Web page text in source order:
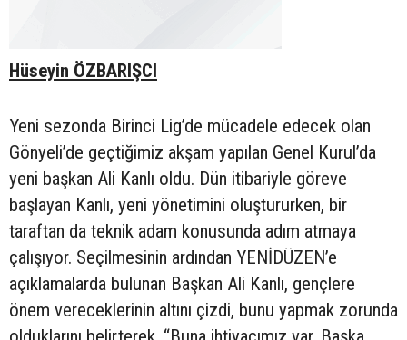
Hüseyin ÖZBARIŞCI
Yeni sezonda Birinci Lig’de mücadele edecek olan
Gönyeli’de geçtiğimiz akşam yapılan Genel Kurul’da
yeni başkan Ali Kanlı oldu. Dün itibariyle göreve
başlayan Kanlı, yeni yönetimini oluştururken, bir
taraftan da teknik adam konusunda adım atmaya
çalışıyor. Seçilmesinin ardından YENİDÜZEN’e
açıklamalarda bulunan Başkan Ali Kanlı, gençlere
önem vereceklerinin altını çizdi, bunu yapmak zorunda